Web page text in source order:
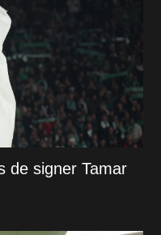
de signer Tamar